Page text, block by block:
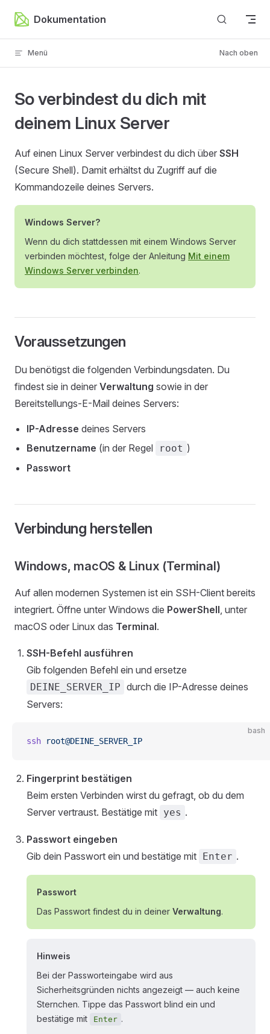
Zum Inhalt springen
Dokumentation
Menü Nach oben
So verbindest du dich mit
deinem Linux Server
Auf einen Linux Server verbindest du dich über SSH
(Secure Shell). Damit erhältst du Zugriff auf die
Kommandozeile deines Servers.
Windows Server?
Wenn du dich stattdessen mit einem Windows Server
verbinden möchtest, folge der Anleitung Mit einem
Windows Server verbinden.
Voraussetzungen
Du benötigst die folgenden Verbindungsdaten. Du
findest sie in deiner Verwaltung sowie in der
Bereitstellungs-E-Mail deines Servers:
IP-Adresse deines Servers
Benutzername (in der Regel root )
Passwort
Verbindung herstellen
Windows, macOS & Linux (Terminal)
Auf allen modernen Systemen ist ein SSH-Client bereits
integriert. Öffne unter Windows die PowerShell, unter
macOS oder Linux das Terminal.
SSH-Befehl ausführen
Gib folgenden Befehl ein und ersetze
DEINE_SERVER_IP durch die IP-Adresse deines
Servers:
bash
ssh root@DEINE_SERVER_IP
Fingerprint bestätigen
Beim ersten Verbinden wirst du gefragt, ob du dem
Server vertraust. Bestätige mit yes .
Passwort eingeben
Gib dein Passwort ein und bestätige mit Enter .
Passwort
Das Passwort findest du in deiner Verwaltung.
Hinweis
Bei der Passworteingabe wird aus
Sicherheitsgründen nichts angezeigt — auch keine
Sternchen. Tippe das Passwort blind ein und
bestätige mit
Enter .